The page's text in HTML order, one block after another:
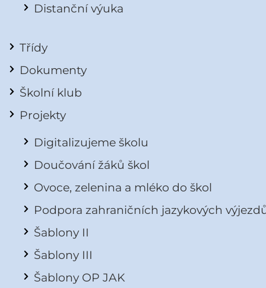
Distanční výuka
Třídy
Dokumenty
Školní klub
Projekty
Digitalizujeme školu
Doučování žáků škol
Ovoce, zelenina a mléko do škol
Podpora zahraničních jazykových
Šablony II
Šablony III
Šablony OP JAK